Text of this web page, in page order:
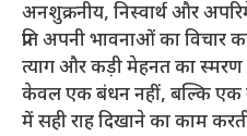
अनशुक्रनीय, निस्वार्थ और
प्रति अपनी भावनाओं का
त्याग और कड़ी मेहनत का
केवल एक बंधन नहीं, बल्कि एक
में सही राह दिखाने का काम